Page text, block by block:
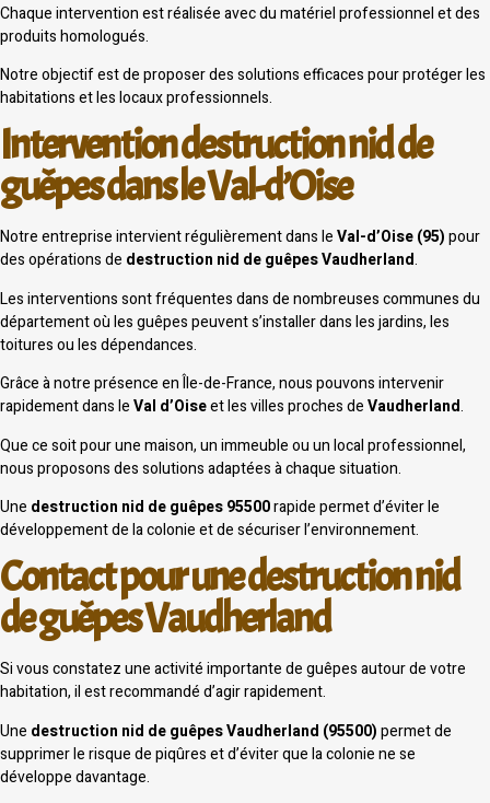
Chaque intervention est réalisée avec du matériel professionnel et des
produits homologués.
Notre objectif est de proposer des solutions efficaces pour protéger les
habitations et les locaux professionnels.
Intervention destruction nid de
guêpes dans le Val-d’Oise
Notre entreprise intervient régulièrement dans leVal-d’Oise (95)pour
des opérations de destruction nid de guêpes Vaudherland.
Les interventions sont fréquentes dans de nombreuses communes du
département où les guêpes peuvent s’installer dans les jardins, les
toitures ou les dépendances.
Grâce à notre présence en Île-de-France, nous pouvons intervenir
rapidement dans leVal d’Oiseet les villes proches deVaudherland.
Que ce soit pour une maison, un immeuble ou un local professionnel,
nous proposons des solutions adaptées à chaque situation.
Une destruction nid de guêpes 95500rapide permet d’éviter le
développement de la colonie et de sécuriser l’environnement.
Contact pour une destruction nid
de guêpes Vaudherland
Si vous constatez une activité importante de guêpes autour de votre
habitation, il est recommandé d’agir rapidement.
Une destruction nid de guêpes Vaudherland (95500)permet de
supprimer le risque de piqûres et d’éviter que la colonie ne se
développe davantage.